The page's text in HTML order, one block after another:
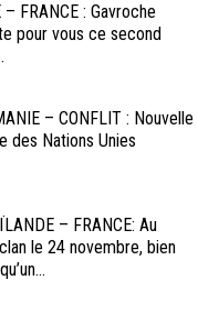
– FRANCE : Gavroche
pour vous ce second
– CONFLIT : Nouvelle
des Nations Unies
– FRANCE: Au
le 24 novembre, bien